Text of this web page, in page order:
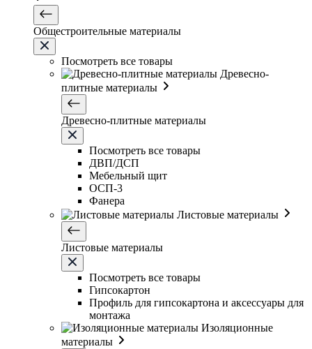
Общестроительные материалы
Посмотреть все товары
Древесно-
плитные материалы
Древесно-плитные материалы
Посмотреть все товары
ДВП/ДСП
Мебельный щит
ОСП-3
Фанера
Листовые материалы
Листовые материалы
Посмотреть все товары
Гипсокартон
Профиль для гипсокартона и аксессуары для
монтажа
Изоляционные
материалы